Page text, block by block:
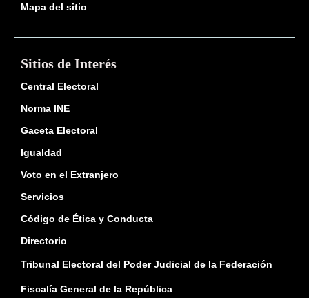
Mapa del sitio
Sitios de Interés
Central Electoral
Norma INE
Gaceta Electoral
Igualdad
Voto en el Extranjero
Servicios
Código de Ética y Conducta
Directorio
Tribunal Electoral del Poder Judicial de la Federación
Fiscalía General de la República